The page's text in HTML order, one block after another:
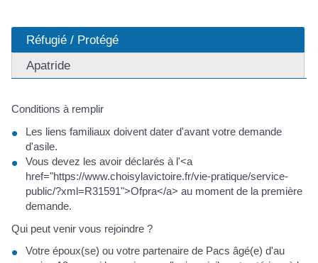
Réfugié / Protégé
Apatride
Conditions à remplir
Les liens familiaux doivent dater d'avant votre demande
d'asile.
Vous devez les avoir déclarés à l'<a
href="https://www.choisylavictoire.fr/vie-pratique/service-
public/?xml=R31591">Ofpra</a> au moment de la première
demande.
Qui peut venir vous rejoindre ?
Votre époux(se) ou votre partenaire de Pacs âgé(e) d'au